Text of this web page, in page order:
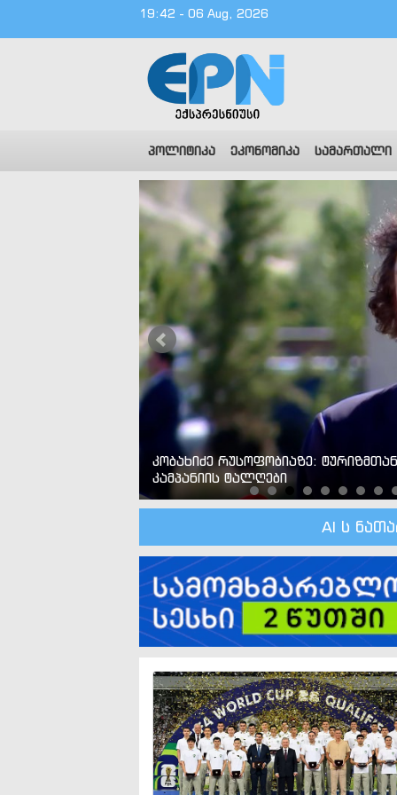
19:42 - 06 Aug, 2026
პოლიტიკა ეკონომიკა სამართალი
კობახიძე რუსოფობიაზე:
კამპანიის ტალღები
AI ს